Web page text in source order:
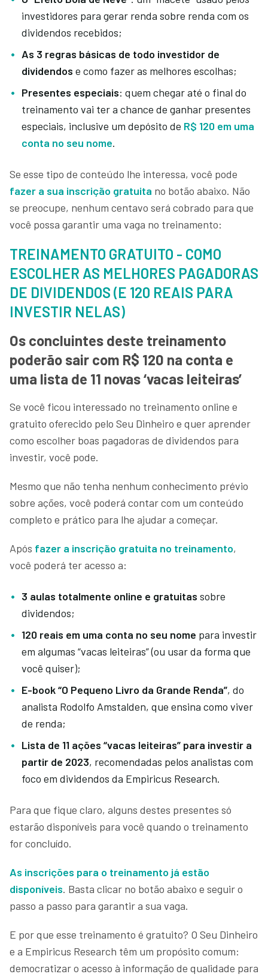
investidores para gerar renda sobre renda com os
dividendos recebidos;
As 3 regras básicas de todo investidor de
dividendos e como fazer as melhores escolhas;
Presentes especiais: quem chegar até o final do
treinamento vai ter a chance de ganhar presentes
especiais, inclusive um depósito de R$ 120 em uma
conta no seu nome.
Se esse tipo de conteúdo lhe interessa, você pode
fazer a sua inscrição gratuita no botão abaixo. Não
se preocupe, nenhum centavo será cobrado para que
você possa garantir uma vaga no treinamento:
TREINAMENTO GRATUITO - COMO
ESCOLHER AS MELHORES PAGADORAS
DE DIVIDENDOS (E 120 REAIS PARA
INVESTIR NELAS)
Os concluintes deste treinamento
poderão sair com R$ 120 na conta e
uma lista de 11 novas ‘vacas leiteiras’
Se você ficou interessado no treinamento online e
gratuito oferecido pelo Seu Dinheiro e quer aprender
como escolher boas pagadoras de dividendos para
investir, você pode.
Mesmo que não tenha nenhum conhecimento prévio
sobre ações, você poderá contar com um conteúdo
completo e prático para lhe ajudar a começar.
Após fazer a inscrição gratuita no treinamento,
você poderá ter acesso a:
3 aulas totalmente online e gratuitas sobre
dividendos;
120 reais em uma conta no seu nome para investir
em algumas “vacas leiteiras” (ou usar da forma que
você quiser);
E-book “O Pequeno Livro da Grande Renda”, do
analista Rodolfo Amstalden, que ensina como viver
de renda;
Lista de 11 ações “vacas leiteiras” para investir a
partir de 2023, recomendadas pelos analistas com
foco em dividendos da Empiricus Research.
Para que fique claro, alguns destes presentes só
estarão disponíveis para você quando o treinamento
for concluído.
As inscrições para o treinamento já estão
disponíveis. Basta clicar no botão abaixo e seguir o
passo a passo para garantir a sua vaga.
E por que esse treinamento é gratuito? O Seu Dinheiro
e a Empiricus Research têm um propósito comum:
democratizar o acesso à informação de qualidade para